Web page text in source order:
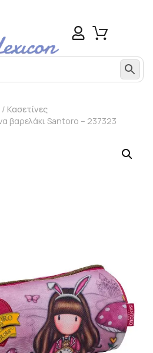
/ Κασετίνες
βαρελάκι Santoro – 237323